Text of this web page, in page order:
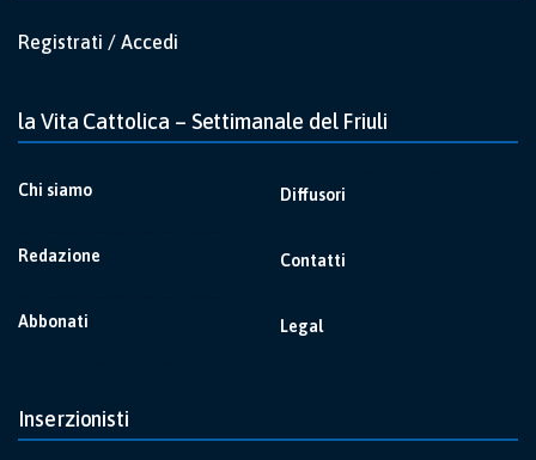
Registrati / Accedi
la Vita Cattolica – Settimanale del Friuli
Chi siamo
Redazione
Abbonati
Diffusori
Contatti
Legal
Inserzionisti